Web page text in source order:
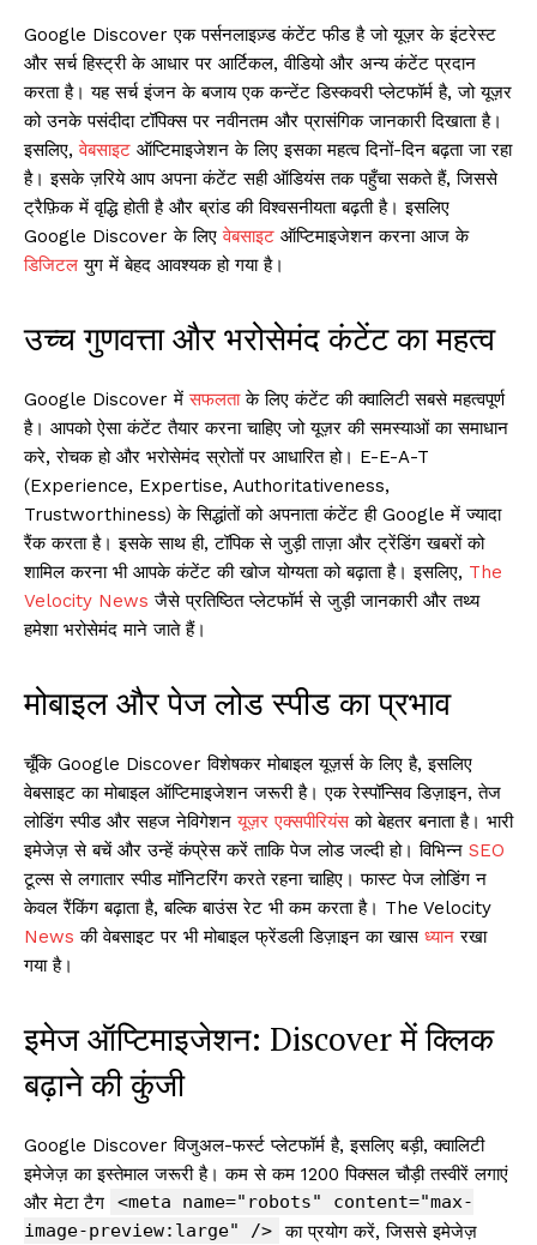
Google Discover एक पर्सनलाइज़्ड कंटेंट फीड है जो यूज़र के इंटरेस्ट
और सर्च हिस्ट्री के आधार पर आर्टिकल, वीडियो और अन्य कंटेंट प्रदान
करता है। यह सर्च इंजन के बजाय एक कन्टेंट डिस्कवरी प्लेटफॉर्म है, जो यूज़र
को उनके पसंदीदा टॉपिक्स पर नवीनतम और प्रासंगिक जानकारी दिखाता है।
इसलिए,वेबसाइट ऑप्टिमाइजेशन के लिए इसका महत्व दिनों-दिन बढ़ता जा रहा
है। इसके ज़रिये आप अपना कंटेंट सही ऑडियंस तक पहुँचा सकते हैं, जिससे
ट्रैफ़िक में वृद्धि होती है और ब्रांड की विश्वसनीयता बढ़ती है। इसलिए
Google Discover के लिएवेबसाइट ऑप्टिमाइजेशन करना आज के
डिजिटल युग में बेहद आवश्यक हो गया है।
उच्च गुणवत्ता और भरोसेमंद कंटेंट का महत्व
Google Discover मेंसफलताके लिए कंटेंट की क्वालिटी सबसे महत्वपूर्ण
है। आपको ऐसा कंटेंट तैयार करना चाहिए जो यूज़र की समस्याओं का समाधान
करे, रोचक हो और भरोसेमंद स्रोतों पर आधारित हो। E-E-A-T
(Experience, Expertise, Authoritativeness,
Trustworthiness) के सिद्धांतों को अपनाता कंटेंट ही Google में ज्यादा
रैंक करता है। इसके साथ ही, टॉपिक से जुड़ी ताज़ा और ट्रेंडिंग खबरों को
शामिल करना भी आपके कंटेंट की खोज योग्यता को बढ़ाता है। इसलिए, The
Velocity News जैसे प्रतिष्ठित प्लेटफॉर्म से जुड़ी जानकारी और तथ्य
हमेशा भरोसेमंद माने जाते हैं।
मोबाइल और पेज लोड स्पीड का प्रभाव
चूँकि Google Discover विशेषकर मोबाइल यूज़र्स के लिए है, इसलिए
वेबसाइट का मोबाइल ऑप्टिमाइजेशन जरूरी है। एक रेस्पॉन्सिव डिज़ाइन, तेज
लोडिंग स्पीड और सहज नेविगेशनयूज़र एक्सपीरियंसको बेहतर बनाता है। भारी
इमेजेज़ से बचें और उन्हें कंप्रेस करें ताकि पेज लोड जल्दी हो। विभिन्न SEO
टूल्स से लगातार स्पीड मॉनिटरिंग करते रहना चाहिए। फास्ट पेज लोडिंग न
केवल रैंकिंग बढ़ाता है, बल्कि बाउंस रेट भी कम करता है। The Velocity
News की वेबसाइट पर भी मोबाइल फ्रेंडली डिज़ाइन का खास ध्यान रखा
गया है।
इमेज ऑप्टिमाइजेशन: Discover में क्लिक
बढ़ाने की कुंजी
Google Discover विजुअल-फर्स्ट प्लेटफॉर्म है, इसलिए बड़ी, क्वालिटी
इमेजेज़ का इस्तेमाल जरूरी है। कम से कम 1200 पिक्सल चौड़ी तस्वीरें लगाएं
और मेटा टैग
<meta name="robots" content="max-
image-preview:large" /> का प्रयोग करें, जिससे इमेजेज़